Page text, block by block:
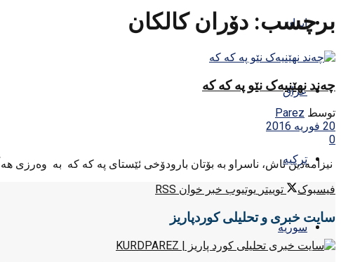
ایران
عراق
ترکیه
سوریه
برچسب: دۆران كالكان
چه‌ند نهێنیه‌ک نێو په که که
توسط Parez
20 فوریه 2016
0
نیزامه‌دین تاش، ناسراو به‌ بۆتان بارودۆخی ئێستای په که که به‌ وه‌رزی
فیسبوک
توییتر یوتیوب خبر خوان RSS
سایت خبری و تحلیلی کوردپاریز